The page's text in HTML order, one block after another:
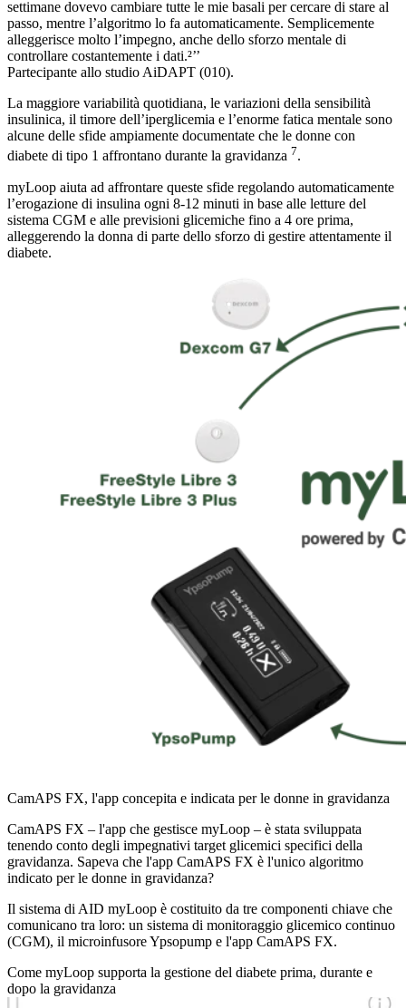
settimane dovevo cambiare tutte le mie basali per cercare di stare al
passo, mentre l’algoritmo lo fa automaticamente. Semplicemente
alleggerisce molto l’impegno, anche dello sforzo mentale di
controllare costantemente i dati.²’’
Partecipante allo studio AiDAPT (010).
La maggiore variabilità quotidiana, le variazioni della sensibilità
insulinica, il timore dell’iperglicemia e l’enorme fatica mentale sono
alcune delle sfide ampiamente documentate che le donne con
diabete di tipo 1 affrontano durante la gravidanza 7.
myLoop aiuta ad affrontare queste sfide regolando automaticamente
l’erogazione di insulina ogni 8-12 minuti in base alle letture del
sistema CGM e alle previsioni glicemiche fino a 4 ore prima,
alleggerendo la donna di parte dello sforzo di gestire attentamente il
diabete.
CamAPS FX, l'app concepita e indicata per le donne in gravidanza
CamAPS FX – l'app che gestisce myLoop – è stata sviluppata
tenendo conto degli impegnativi target glicemici specifici della
gravidanza. Sapeva che l'app CamAPS FX è l'unico algoritmo
indicato per le donne in gravidanza?
Il sistema di AID myLoop è costituito da tre componenti chiave che
comunicano tra loro: un sistema di monitoraggio glicemico continuo
(CGM), il microinfusore Ypsopump e l'app CamAPS FX.
Come myLoop supporta la gestione del diabete prima, durante e
dopo la gravidanza